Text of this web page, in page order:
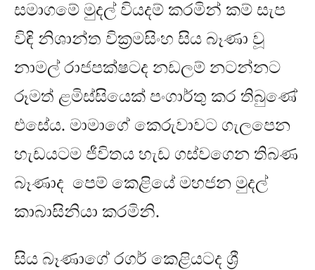
සමාගමේ මුදල් වියදම් කරමින් කම් සැප
විඳි නිශාන්ත වික්‍රමසිංහ සිය බෑණා වූ
නාමල් රාජපක්ෂටද නඩලම් නටන්නට
රූමත් ළමිස්සියෙක් පංගාර්තු කර තිබුණේ
එසේය. මාමාගේ කෙරුවාවට ගැලපෙන
හැඩයටම ජීවිතය හැඩ ගස්වගෙන තිබණ
බෑණාද පෙම් කෙළියේ මහජන මුදල්
කාබාසිනියා කරමිනි.
සිය බෑණාගේ රගර් කෙළියටද ශ්‍රී